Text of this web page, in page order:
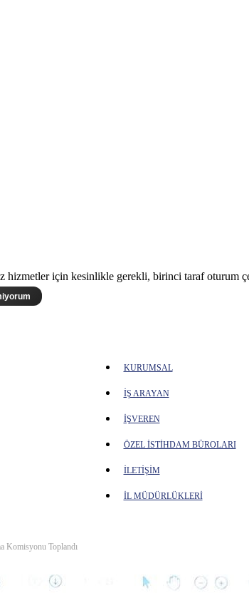
hizmetler için kesinlikle gerekli, birinci taraf oturum
KURUMSAL
İŞ ARAYAN
İŞVEREN
ÖZEL İSTİHDAM BÜROLARI
İLETİŞİM
İL MÜDÜRLÜKLERİ
Komisyonu Toplandı